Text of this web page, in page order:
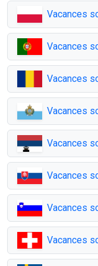
Vacances
Vacances
Vacances
Vacances
Vacances
Vacances
Vacances
Vacances